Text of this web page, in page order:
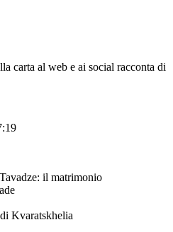
carta al web e ai social racconta di
Kvaratskhelia